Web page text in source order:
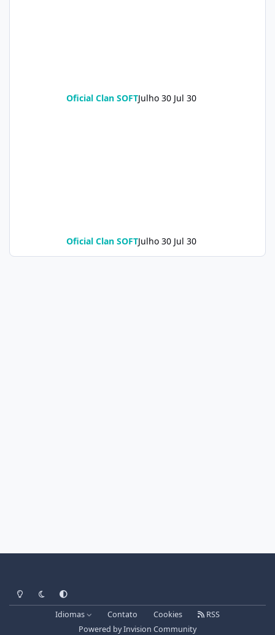
Oficial Clan SOFTJulho 30 Jul 30
Oficial Clan SOFTJulho 30 Jul 30
Light ModeDark ModeSystem Preference
Idiomas Contato Cookies
RSS
Powered byInvision Community